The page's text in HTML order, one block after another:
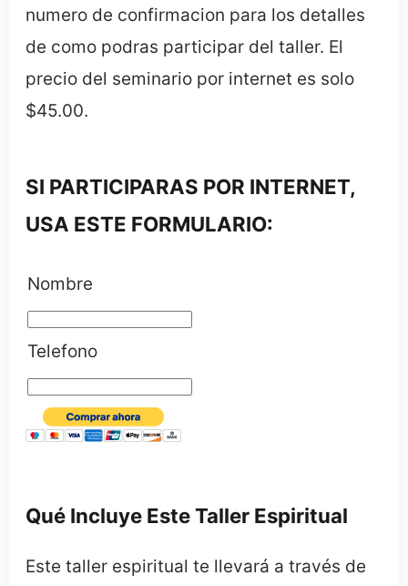
numero de confirmacion para los detalles
de como podras participar del taller. El
precio del seminario por internet es solo
$45.00.
SI PARTICIPARAS POR INTERNET,
USA ESTE FORMULARIO:
Nombre
Telefono
Qué Incluye Este Taller Espiritual
Este taller espiritual te llevará a través de